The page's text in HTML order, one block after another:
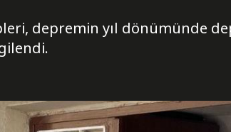
depremin yıl dönümünde